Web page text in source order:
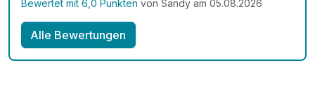
Bewertet mit 6,0 Punkten von Sandy am 05.08.2026
Alle Bewertungen